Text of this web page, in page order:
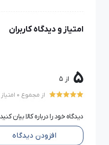
برخلاف سوزن‌های
سوزن در سرعت بالا نیز از
کاربردهای سوزن DPx17MR سایز ۱۸
مدل DPx17 MR سایز 18
امتیاز و دیدگاه کاربران
5 از 5
از مجموع 0 امتیاز
دیدگاه خود را درباره کالا بیان کنید
افزودن دیدگاه